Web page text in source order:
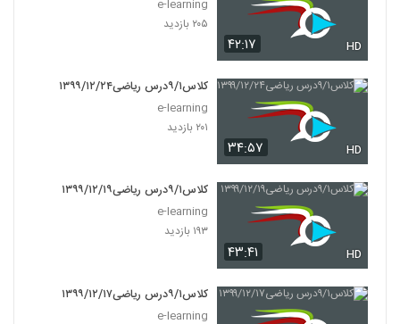
۴۲:۱۷ HD
e-learning
۲۰۵ بازدید
۳۴:۵۷ HD
کلاس۹/۱درس ریاضی۱۳۹۹/۱۲/۲۴
e-learning
۲۰۱ بازدید
۴۳:۴۱ HD
کلاس۹/۱درس ریاضی۱۳۹۹/۱۲/۱۹
e-learning
۱۹۳ بازدید
کلاس۹/۱درس ریاضی۱۳۹۹/۱۲/۱۷
e-learning